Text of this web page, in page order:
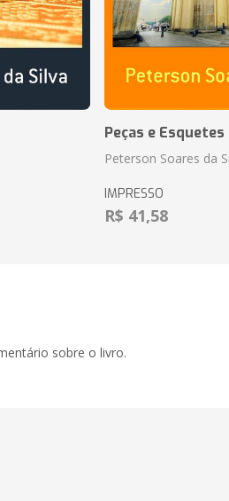
Peças e
Peterson Soares da
IMPRESSO
R$ 41,58
sobre o livro.